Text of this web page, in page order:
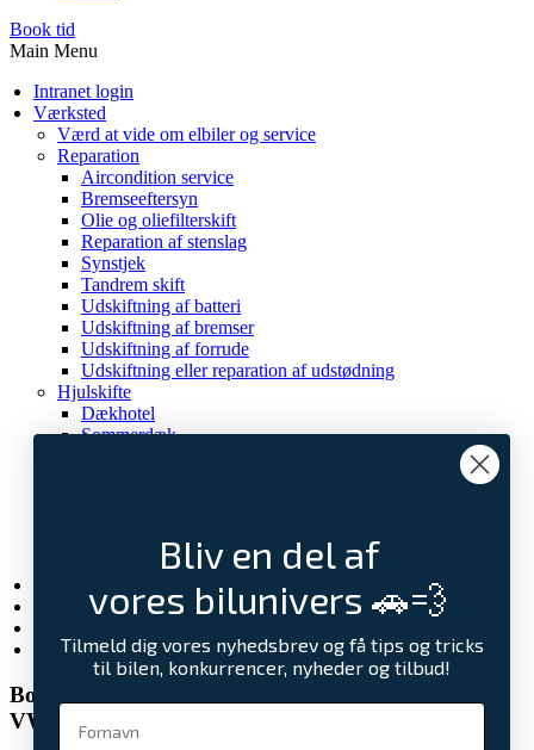
Book tid
Main Menu
Intranet login
Værksted
Værd at vide om elbiler og service
Reparation
Aircondition service
Bremseeftersyn
Olie og oliefilterskift
Reparation af stenslag
Synstjek
Tandrem skift
Udskiftning af batteri
Udskiftning af bremser
Udskiftning af forrude
Udskiftning eller reparation af udstødning
Hjulskifte
Dækhotel
Sommerdæk
CarPeople Værkstedskort
Undervognsbehandling
Artikler
Kontakt os
Book en prøvetur for:
VW Tiguan eHybrid Elegance DSG
Bliv en del af
vores bilunivers 🚗💨
Tilmeld dig vores nyhedsbrev og få tips og tricks
til bilen, konkurrencer, nyheder og tilbud!